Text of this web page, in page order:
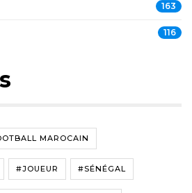
163
116
MAROCAIN
#JOUEUR #SÉNÉGAL